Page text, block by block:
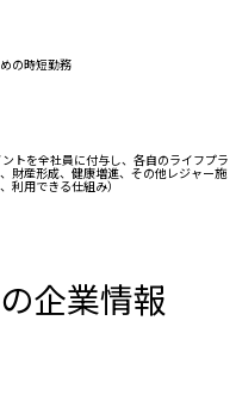
の時短勤務
トを全社員に付与し、各自のライフプラ
財産形成、健康増進、その他レジャー施
利用できる仕組み）
企業情報